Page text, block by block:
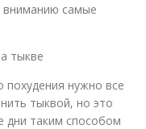
самые
тыкве
похудения нужно все
тыквой, но это
дни таким способом